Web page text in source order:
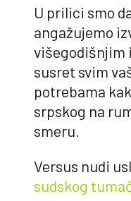
U prilici smo
angažujemo
višegodišnjim
susret svim
potrebama
srpskog na
smeru.
Versus nudi
sudskog